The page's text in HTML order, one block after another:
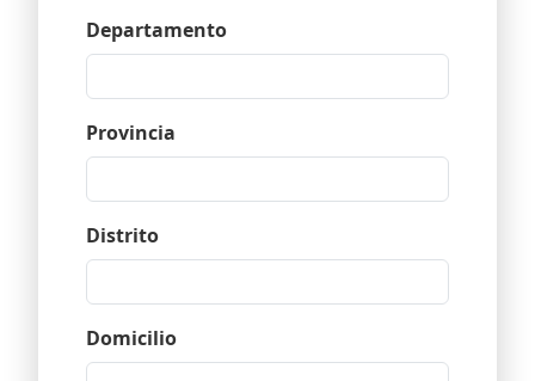
Departamento
Provincia
Distrito
Domicilio